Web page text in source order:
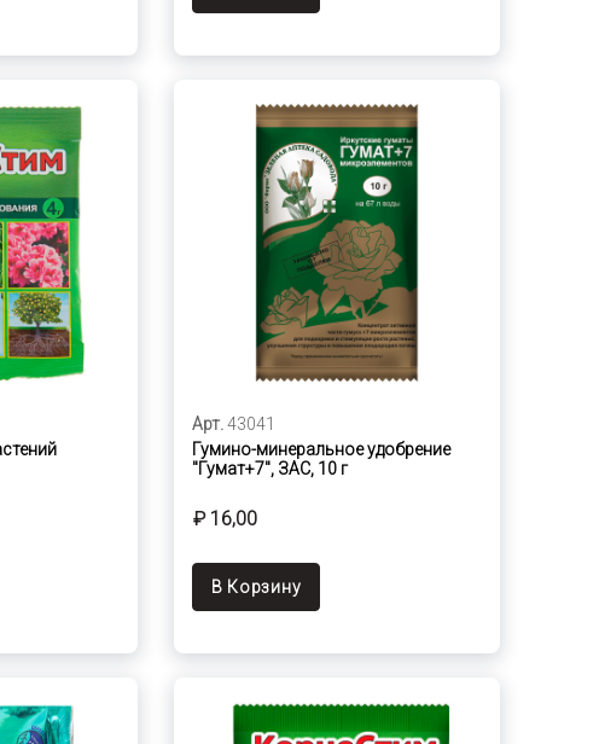
Арт. 43041
Гумино-минеральное удобрение
"Гумат+7", ЗАС, 10 г
₽ 16,00
В Корзину